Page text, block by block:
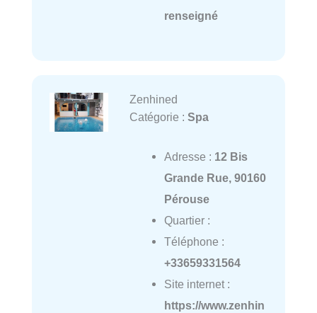
renseigné
Zenhined
Catégorie : Spa
Adresse : 12 Bis
Grande Rue, 90160
Pérouse
Quartier :
Téléphone :
+33659331564
Site internet :
https://www.zenhin